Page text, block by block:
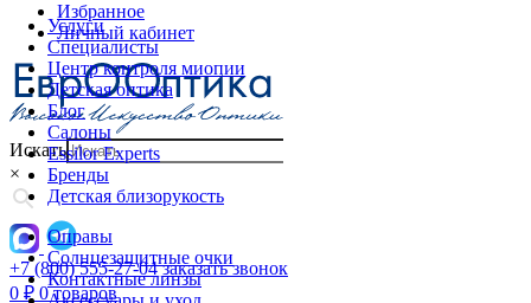
Избранное
Личный кабинет
Искать
×
+7 (800) 555-27-04 заказать звонок
0 ₽ 0 товаров
Услуги
Специалисты
Центр контроля миопии
Детская оптика
Блог
Салоны
Essilor Experts
Бренды
Детская близорукость
Оправы
Солнцезащитные очки
Контактные линзы